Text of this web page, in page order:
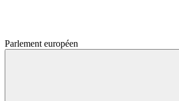
Parlement européen